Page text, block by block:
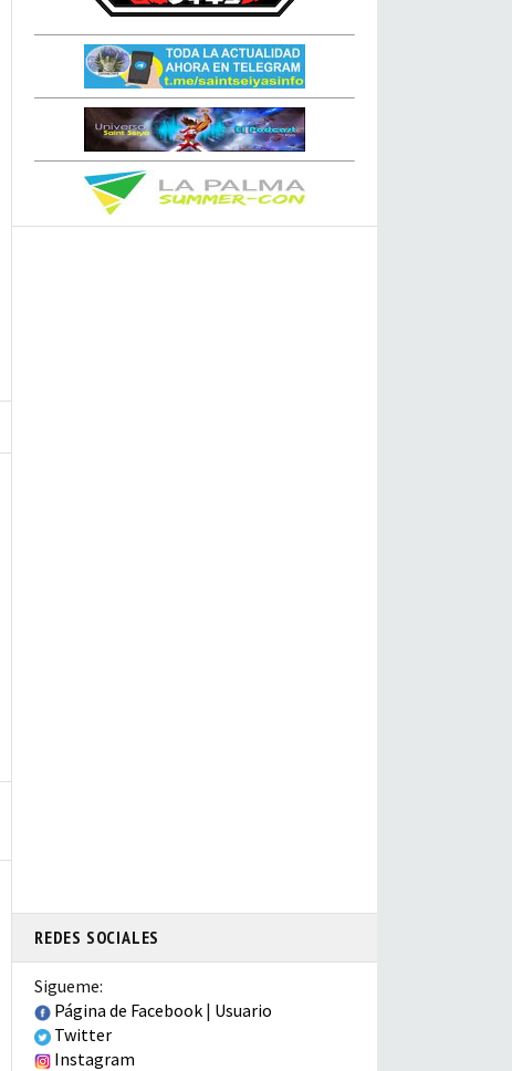
REDES SOCIALES
Sigueme:
Página de Facebook | Usuario
Twitter
Instagram